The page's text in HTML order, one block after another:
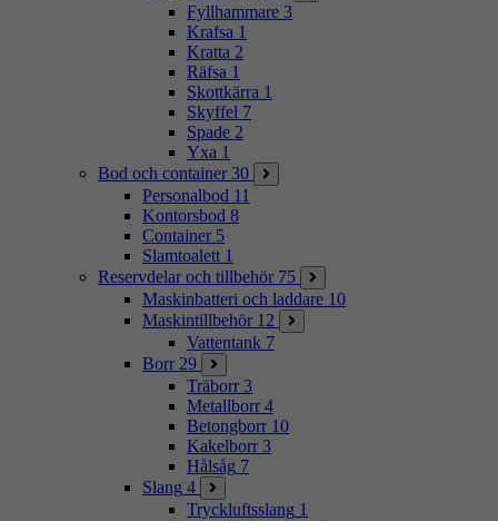
Fyllhammare 3
Krafsa 1
Kratta 2
Räfsa 1
Skottkärra 1
Skyffel 7
Spade 2
Yxa 1
Bod och container 30
Personalbod 11
Kontorsbod 8
Container 5
Slamtoalett 1
Reservdelar och tillbehör 75
Maskinbatteri och laddare 10
Maskintillbehör 12
Vattentank 7
Borr 29
Träborr 3
Metallborr 4
Betongborr 10
Kakelborr 3
Hålsåg 7
Slang 4
Tryckluftsslang 1